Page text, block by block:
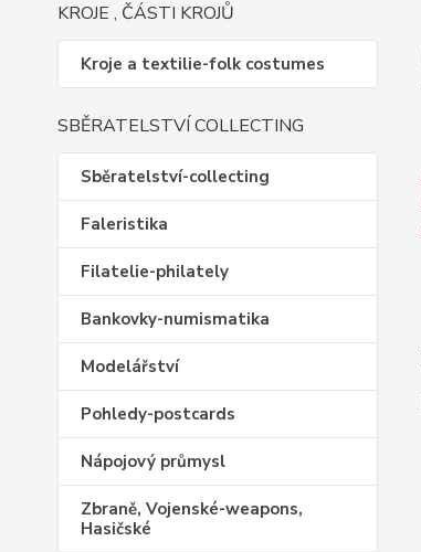
KROJE , ČÁSTI KROJŮ
Kroje a textilie-folk costumes
SBĚRATELSTVÍ COLLECTING
Sběratelství-collecting
Faleristika
Filatelie-philately
Bankovky-numismatika
Modelářství
Pohledy-postcards
Nápojový průmysl
Zbraně, Vojenské-weapons,
Hasičské